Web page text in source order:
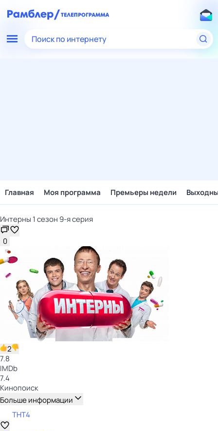
Поиск по интернету
Главная Моя программа Премьеры недели
Интерны 1 сезон 9-я серия
0
2
7.8
IMDb
7.4
Кинопоиск
Больше информации
ТНТ4